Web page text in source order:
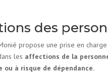
des
propose une prise en
les affections de la
ou à risque de dépendance.